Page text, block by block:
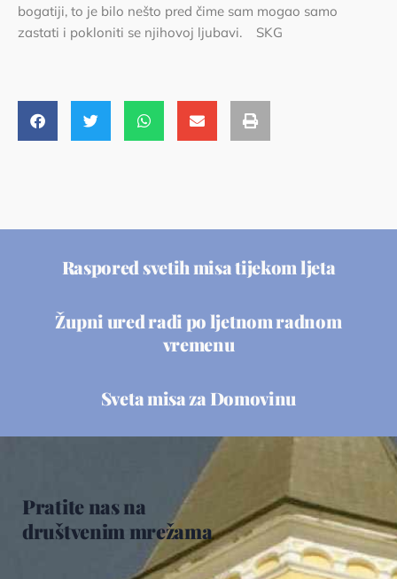
bogatiji, to je bilo nešto pred čime sam mogao samo
zastati i pokloniti se njihovoj ljubavi. SKG
Raspored svetih misa tijekom ljeta
Župni ured radi po ljetnom radnom
vremenu
Sveta misa za Domovinu
Pratite nas na
društvenim mrežama